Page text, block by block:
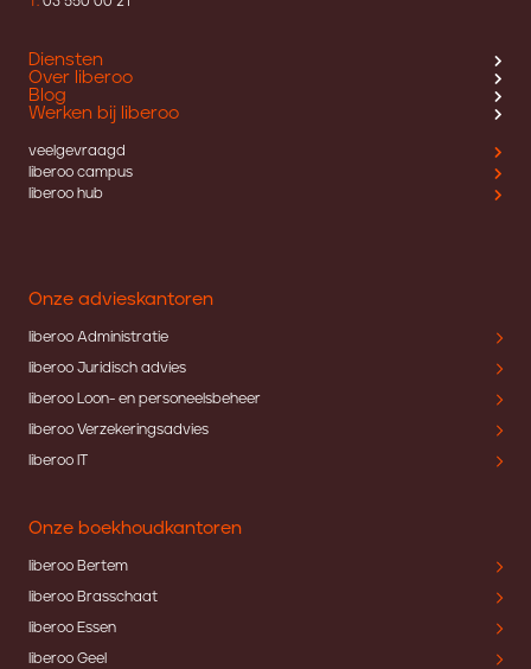
Diensten
Over liberoo
Blog
Werken bij liberoo
veelgevraagd
liberoo campus
liberoo hub
Onze advieskantoren
liberoo Administratie
liberoo Juridisch advies
liberoo Loon- en personeelsbeheer
liberoo Verzekeringsadvies
liberoo IT
Onze boekhoudkantoren
liberoo Bertem
liberoo Brasschaat
liberoo Essen
liberoo Geel